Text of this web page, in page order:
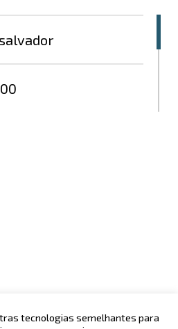
tecnologias semelhantes para